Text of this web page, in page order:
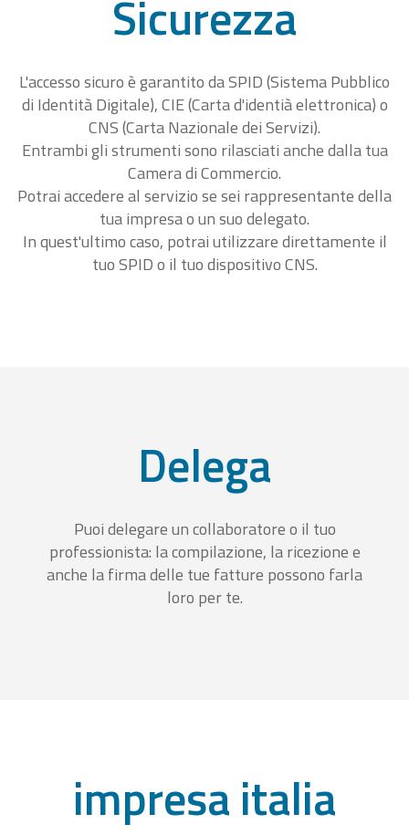
Sicurezza
L'accesso sicuro è garantito da SPID (Sistema Pubblico
di Identità Digitale), CIE (Carta d'identià elettronica) o
CNS (Carta Nazionale dei Servizi).
Entrambi gli strumenti sono rilasciati anche dalla tua
Camera di Commercio.
Potrai accedere al servizio se sei rappresentante della
tua impresa o un suo delegato.
In quest'ultimo caso, potrai utilizzare direttamente il
tuo SPID o il tuo dispositivo CNS.
Delega
Puoi delegare un collaboratore o il tuo
professionista: la compilazione, la ricezione e
anche la firma delle tue fatture possono farla
loro per te.
impresa italia